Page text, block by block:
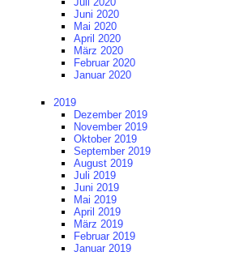
Juni 2020
Mai 2020
April 2020
März 2020
Februar 2020
Januar 2020
2019
Dezember 2019
November 2019
Oktober 2019
September 2019
August 2019
Juli 2019
Juni 2019
Mai 2019
April 2019
März 2019
Februar 2019
Januar 2019